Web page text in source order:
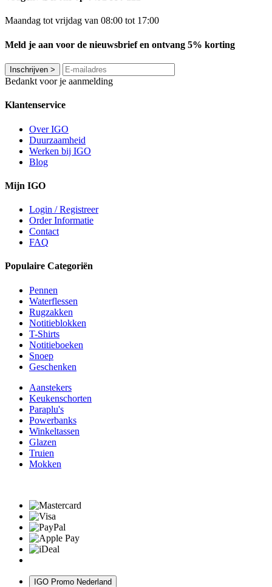
Maandag tot vrijdag van 08:00 tot 17:00
Meld je aan voor de nieuwsbrief en ontvang 5% korting
Inschrijven >
Bedankt voor je aanmelding
Klantenservice
Over IGO
Duurzaamheid
Werken bij IGO
Blog
Mijn IGO
Login / Registreer
Order Informatie
Contact
FAQ
Populaire Categoriën
Pennen
Waterflessen
Rugzakken
Notitieblokken
T-Shirts
Notitieboeken
Snoep
Geschenken
Aanstekers
Keukenschorten
Paraplu's
Powerbanks
Winkeltassen
Glazen
Truien
Mokken
IGO Promo Nederland